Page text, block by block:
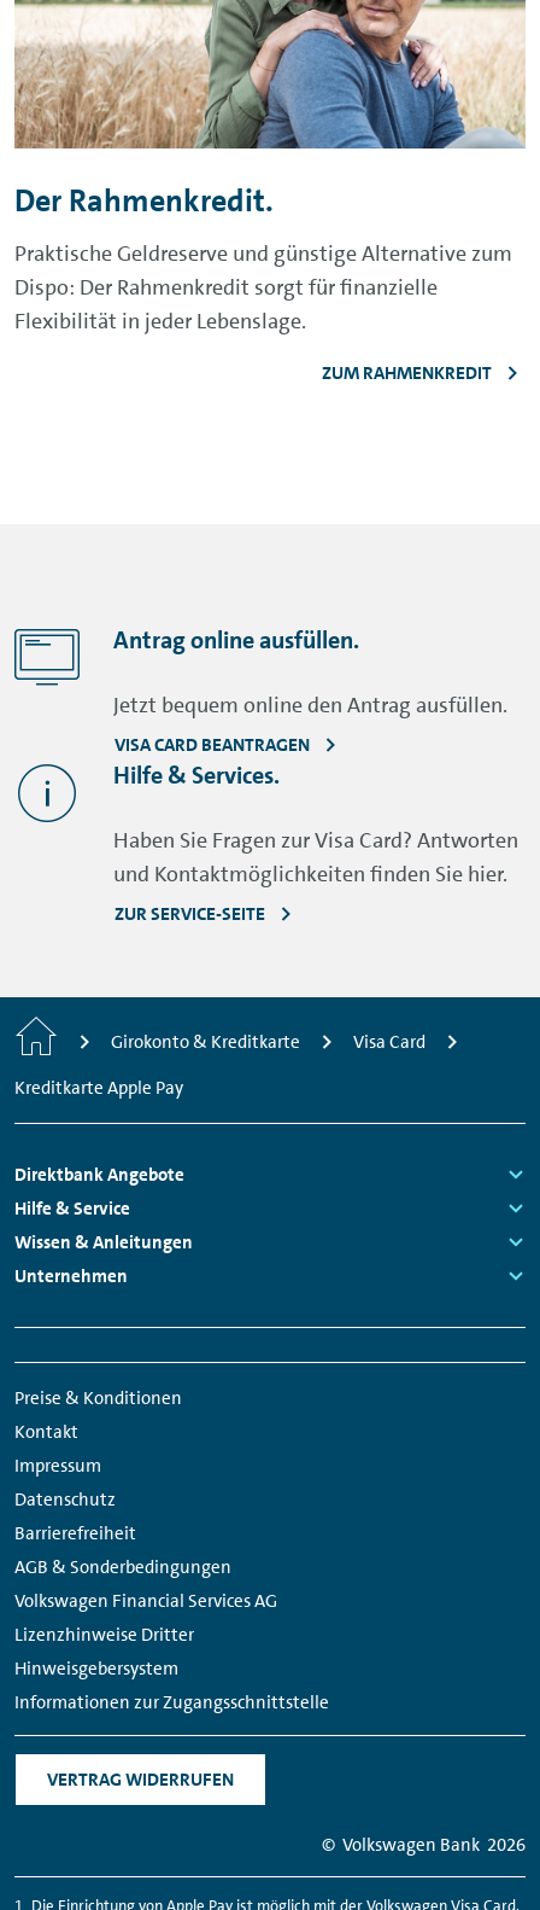
Der Rahmenkredit.
Praktische Geldreserve und günstige Alternative zum
Dispo: Der Rahmenkredit sorgt für finanzielle
Flexibilität in jeder Lebenslage.
ZUM RAHMENKREDIT
Antrag online ausfüllen.
Jetzt bequem online den Antrag ausfüllen.
VISA CARD BEANTRAGEN
Hilfe & Services.
Haben Sie Fragen zur Visa Card? Antworten
und Kontaktmöglichkeiten finden Sie hier.
ZUR SERVICE-SEITE
Home Girokonto & Kreditkarte
Visa Card
Kreditkarte Apple Pay
Footer
Navigation
Direktbank Angebote
Links:
Hilfe & Service
Links:
Wissen & Anleitungen
Links:
Unternehmen
Navigation
Preise & Konditionen
Kontakt
Impressum
Datenschutz
Barrierefreiheit
AGB & Sonderbedingungen
Volkswagen Financial Services AG
Lizenzhinweise Dritter
Hinweisgebersystem
Informationen zur Zugangsschnittstelle
VERTRAG WIDERRUFEN
Media
Links
© Volkswagen Bank 2026
Die Einrichtung vonApple Pay ist möglich mit der Volkswagen Visa Card,